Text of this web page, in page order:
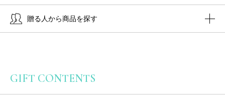
贈る人から商品を探す
GIFT CONTENTS